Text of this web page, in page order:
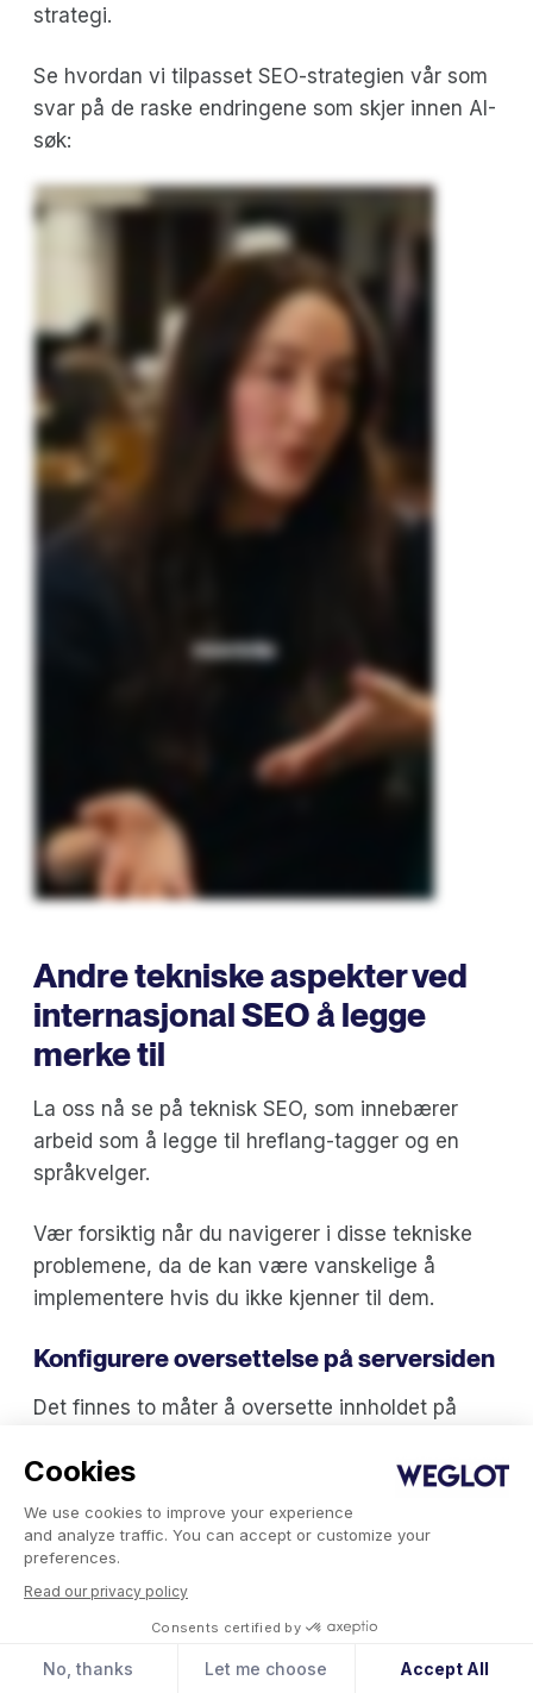
Cookies
We use cookies to improve your experience
and analyze traffic. You can accept or customize your
preferences.
Read our privacy policy
Consents certified by
No, thanks Let me choose Accept All
strategi.
Se hvordan vi tilpasset SEO-strategien vår som
svar på de raske endringene som skjer innen AI-
søk:
Andre tekniske aspekter ved
internasjonal SEO å legge
merke til
La oss nå se på teknisk SEO, som innebærer
arbeid som å legge til hreflang-tagger og en
språkvelger.
Vær forsiktig når du navigerer i disse tekniske
problemene, da de kan være vanskelige å
implementere hvis du ikke kjenner til dem.
Konfigurere oversettelse på serversiden
Det finnes to måter å oversette innholdet på
hjelp av en Javascript- snippet ),der det
originale innholdet sendes til den besøkende på
nettstedet. Innholdet byttes deretter ut med
oversettelsen til den besøkendes lokale språk.